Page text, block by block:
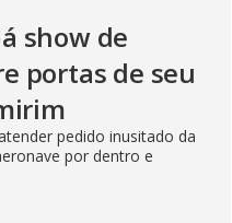
show de
portas de seu
pedido inusitado da
por dentro e